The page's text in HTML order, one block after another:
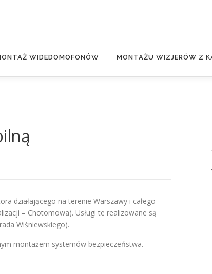
WIDEDOMOFONÓW MONTAŻU WIZJERÓW Z
działającego na terenie Warszawy i całego
– Chotomowa). Usługi te realizowane są
Wiśniewskiego).
montażem systemów bezpieczeństwa.